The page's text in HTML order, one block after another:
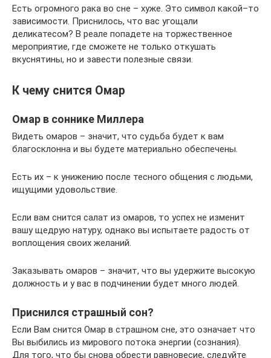
Есть огромного рака во сне – хуже. Это символ какой–то
зависимости. Приснилось, что вас угощали
деликатесом? В реале попадете на торжественное
мероприятие, где сможете не только откушать
вкуснятины, но и завести полезные связи.
К чему снится Омар
Омар в соннике Миллера
Видеть омаров – значит, что судьба будет к вам
благосклонна и вы будете материально обеспечены.
Есть их – к унижению после тесного общения с людьми,
ищущими удовольствие.
Если вам снится салат из омаров, то успех не изменит
вашу щедрую натуру, однако вы испытаете радость от
воплощения своих желаний.
Заказывать омаров – значит, что вы удержите высокую
должность и у вас в подчинении будет много людей.
Приснился страшный сон?
Если Вам снится Омар в страшном сне, это означает что
Вы выбились из мирового потока энергии (сознания).
Для того, что бы снова обрести равновесие, следуйте